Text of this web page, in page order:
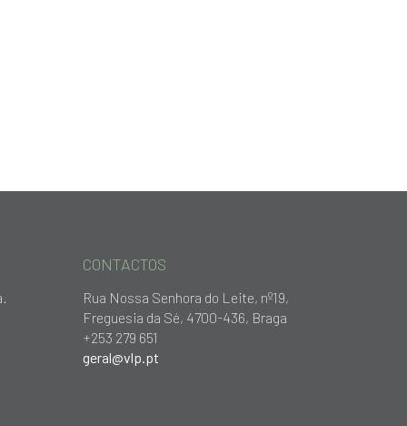
CONTACTOS
Rua Nossa Senhora do Leite, nº19,
Freguesia da Sé, 4700-436, Braga
+253 279 651
geral@vlp.pt